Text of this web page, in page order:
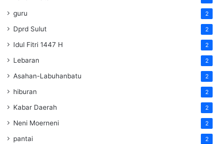
guru 2
Dprd Sulut 2
Idul Fitri 1447 H 2
Lebaran 2
Asahan-Labuhanbatu 2
hiburan 2
Kabar Daerah 2
Neni Moerneni 2
pantai 2